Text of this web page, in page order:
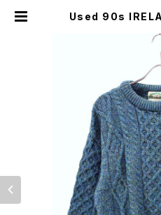
Used 90s
rman Aran Knit
ar